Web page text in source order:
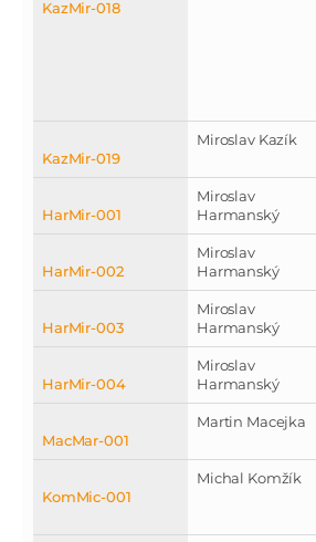
KazMir-018
KazMir-019
Miroslav Kazík
HarMir-001
Miroslav
Harmanský
HarMir-002
Miroslav
Harmanský
HarMir-003
Miroslav
Harmanský
HarMir-004
Miroslav
Harmanský
MacMar-001
Martin Macejka
KomMic-001
Michal Komžík